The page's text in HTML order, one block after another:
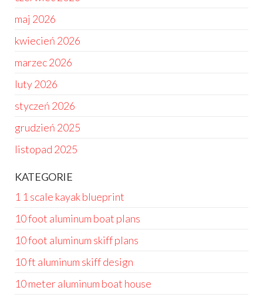
maj 2026
kwiecień 2026
marzec 2026
luty 2026
styczeń 2026
grudzień 2025
listopad 2025
KATEGORIE
1 1 scale kayak blueprint
10 foot aluminum boat plans
10 foot aluminum skiff plans
10 ft aluminum skiff design
10 meter aluminum boat house